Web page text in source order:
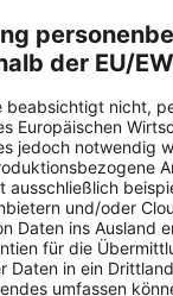
der EU/
beabsichtigt nicht,
Europäischen
jedoch notwendig
ausschließlich
und/oder
Daten ins Ausland
für die
Daten in ein
umfassen